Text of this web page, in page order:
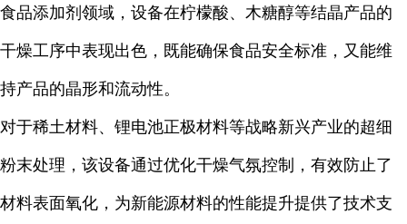
食品添加剂领域，设备在柠檬酸、木糖醇等结晶产品的
干燥工序中表现出色，既能确保食品安全标准，又能维
持产品的晶形和流动性。
对于稀土材料、锂电池正极材料等战略新兴产业的超细
粉末处理，该设备通过优化干燥气氛控制，有效防止了
材料表面氧化，为新能源材料的性能提升提供了技术支